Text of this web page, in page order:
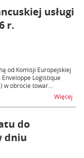
usługi
r.
od Komisji Europejskiej
Enveloppe Logistique
obrocie towar...
Więcej
do
dniu